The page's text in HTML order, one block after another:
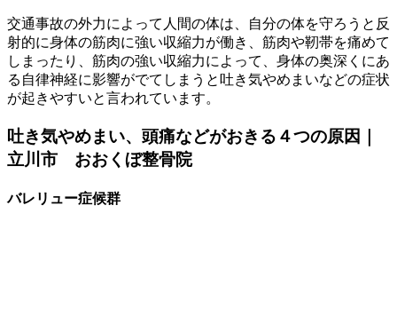
交通事故の外力によって人間の体は、自分の体を守ろうと反
射的に身体の筋肉に強い収縮力が働き、筋肉や靭帯を痛めて
しまったり、筋肉の強い収縮力によって、身体の奥深くにあ
る自律神経に影響がでてしまうと吐き気やめまいなどの症状
が起きやすいと言われています。
吐き気やめまい、頭痛などがおきる４つの原因｜
立川市 おおくぼ整骨院
バレリュー症候群